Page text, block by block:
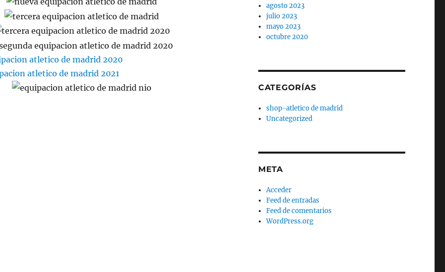
agosto 2023
julio 2023
mayo 2023
octubre 2020
CATEGORÍAS
shop-atletico de madrid
Uncategorized
META
Acceder
Feed de entradas
Feed de comentarios
WordPress.org